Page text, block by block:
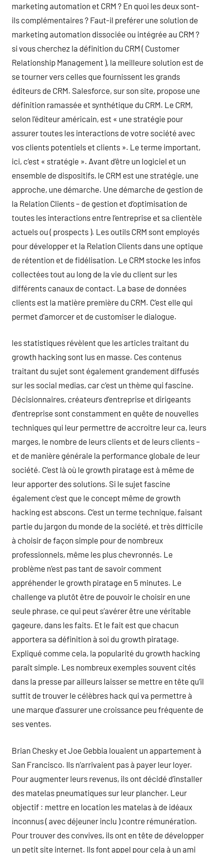
marketing automation et CRM ? En quoi les deux sont-
ils complémentaires ? Faut-il preférer une solution de
marketing automation dissociée ou intégrée au CRM ?
si vous cherchez la définition du CRM ( Customer
Relationship Management ), la meilleure solution est de
se tourner vers celles que fournissent les grands
éditeurs de CRM. Salesforce, sur son site, propose une
définition ramassée et synthétique du CRM. Le CRM,
selon l’éditeur américain, est « une stratégie pour
assurer toutes les interactions de votre société avec
vos clients potentiels et clients ». Le terme important,
ici, c’est « stratégie ». Avant d’être un logiciel et un
ensemble de dispositifs, le CRM est une stratégie, une
approche, une démarche. Une démarche de gestion de
la Relation Clients – de gestion et d’optimisation de
toutes les interactions entre l’entreprise et sa clientèle
actuels ou ( prospects ). Les outils CRM sont employés
pour développer et la Relation Clients dans une optique
de rétention et de fidélisation. Le CRM stocke les infos
collectées tout au long de la vie du client sur les
différents canaux de contact. La base de données
clients est la matière première du CRM. C’est elle qui
permet d’amorcer et de customiser le dialogue.
les statistiques révèlent que les articles traitant du
growth hacking sont lus en masse. Ces contenus
traitant du sujet sont également grandement diffusés
sur les social medias, car c’est un thème qui fascine.
Décisionnaires, créateurs d’entreprise et dirigeants
d’entreprise sont constamment en quête de nouvelles
techniques qui leur permettre de accroitre leur ca, leurs
marges, le nombre de leurs clients et de leurs clients –
et de manière générale la performance globale de leur
société. C’est là où le growth piratage est à même de
leur apporter des solutions. Si le sujet fascine
également c’est que le concept même de growth
hacking est abscons. C’est un terme technique, faisant
partie du jargon du monde de la société, et très difficile
à choisir de façon simple pour de nombreux
professionnels, même les plus chevronnés. Le
problème n’est pas tant de savoir comment
appréhender le growth piratage en 5 minutes. Le
challenge va plutôt être de pouvoir le choisir en une
seule phrase, ce qui peut s’avérer être une véritable
gageure, dans les faits. Et le fait est que chacun
apportera sa définition à soi du growth piratage.
Expliqué comme cela, la popularité du growth hacking
paraît simple. Les nombreux exemples souvent cités
dans la presse par ailleurs laisser se mettre en tête qu’il
suffit de trouver le célèbres hack qui va permettre à
une marque d’assurer une croissance peu fréquente de
ses ventes.
Brian Chesky et Joe Gebbia louaient un appartement à
San Francisco. Ils n’arrivaient pas à payer leur loyer.
Pour augmenter leurs revenus, ils ont décidé d’installer
des matelas pneumatiques sur leur plancher. Leur
objectif : mettre en location les matelas à de idéaux
inconnus ( avec déjeuner inclu ) contre rémunération.
Pour trouver des convives, ils ont en tête de développer
un petit site internet. Ils font appel pour cela à un ami